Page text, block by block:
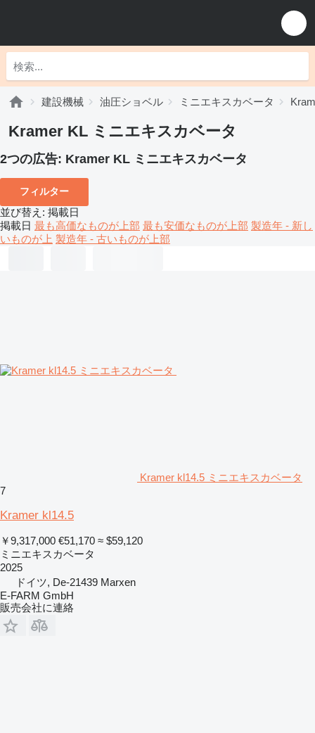
建設機械 油圧ショベル ミニエキスカベータ
Kramer KL ミニエキスカベータ
2つの広告: Kramer KL ミニエキスカベータ
フィルター
並び替え : 掲載日
掲載日 最も高価なものが上部 最も安価なものが上部 製造年 - 新し
いものが上 製造年 - 古いものが上部
Kramer kl14.5 ミニエキスカベータ
7
Kramer kl14.5
￥9,317,000 €51,170 ≈ $59,120
ミニエキスカベータ
2025
ドイツ, De-21439 Marxen
E-FARM GmbH
販売会社に連絡